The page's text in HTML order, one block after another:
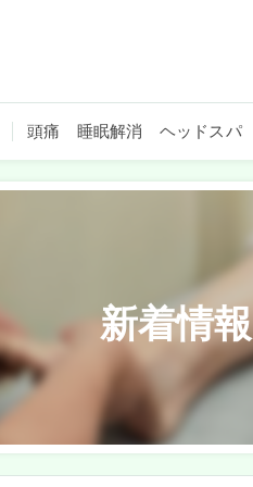
頭痛 睡眠解消 ヘッドスパ
新着情報